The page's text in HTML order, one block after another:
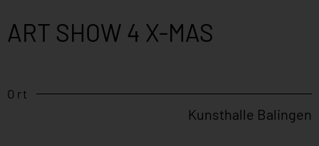
ART SHOW 4 X-MAS
Ort
Kunsthalle Balingen